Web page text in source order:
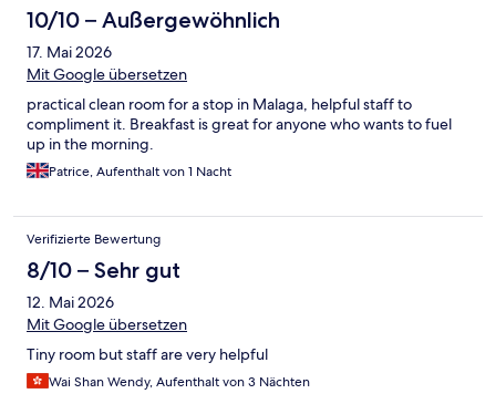
10/10 – Außergewöhnlich
17. Mai 2026
Mit Google übersetzen
practical clean room for a stop in Malaga, helpful staff to
compliment it. Breakfast is great for anyone who wants to fuel
up in the morning.
Patrice, Aufenthalt von 1 Nacht
Verifizierte Bewertung
8/10 – Sehr gut
12. Mai 2026
Mit Google übersetzen
Tiny room but staff are very helpful
Wai Shan Wendy, Aufenthalt von 3 Nächten